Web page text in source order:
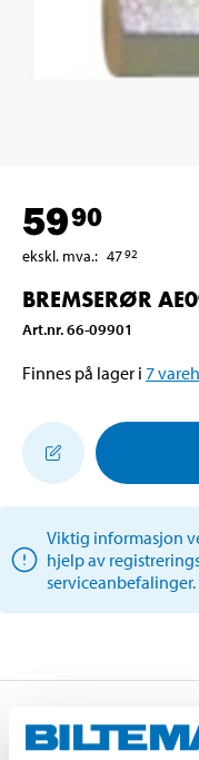
5990
ekskl. mva.: 4792
BREMSERØR
Art.nr.66-09901
Finnes på lager i 7
Viktig informasjon
hjelp av
serviceanbefalinger.
Om produsenten